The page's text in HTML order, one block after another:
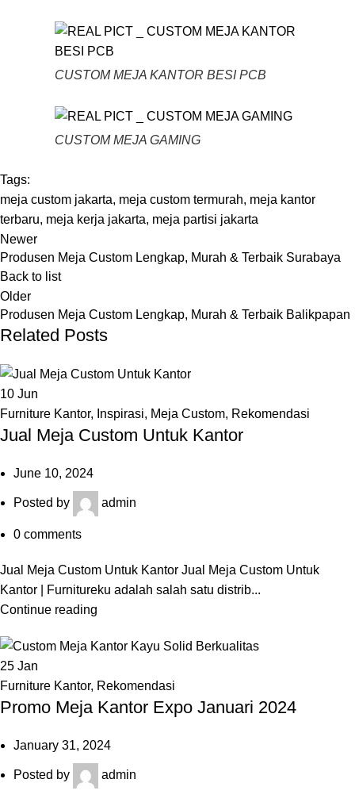
CUSTOM MEJA KANTOR BESI PCB
CUSTOM MEJA GAMING
Tags:
meja custom jakarta, meja custom termurah, meja kantor
terbaru, meja kerja jakarta, meja partisi jakarta
Newer
Produsen Meja Custom Lengkap, Murah & Terbaik Surabaya
Back to list
Older
Produsen Meja Custom Lengkap, Murah & Terbaik Balikpapan
Related Posts
10 Jun
Furniture Kantor, Inspirasi, Meja Custom, Rekomendasi
Jual Meja Custom Untuk Kantor
June 10, 2024
Posted by admin
0 comments
Jual Meja Custom Untuk Kantor Jual Meja Custom Untuk
Kantor | Furnitureku adalah salah satu distrib...
Continue reading
25 Jan
Furniture Kantor, Rekomendasi
Promo Meja Kantor Expo Januari 2024
January 31, 2024
Posted by admin